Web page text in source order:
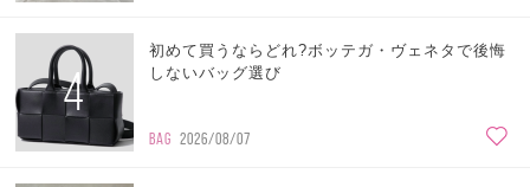
4
初めて買うならどれ?ボッテガ・ヴェネタで後悔
しないバッグ選び
BAG 2026/08/07